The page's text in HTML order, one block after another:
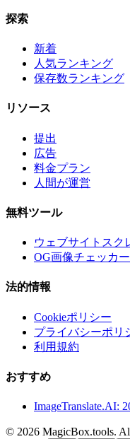
探索
新着
人気ランキング
保存数ランキング
リソース
提出
広告
料金プラン
人間が運営
無料ツール
ウェブサイトスク
OG画像チェッカー
法的情報
Cookieポリシー
プライバシーポリ
利用規約
おすすめ
ImageTranslate.AI:
© 2026 MagicBox.tools.